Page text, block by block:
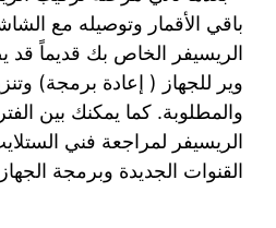
باقي الأقمار وتوصيله مع
الريسيفر الخاص بك قديماً
وير للجهاز ( إعادة برمجة)
والمطلوبة. كما يمكنك بين
الريسيفر لمراجعة فني
القنوات الجديدة وبرمجة